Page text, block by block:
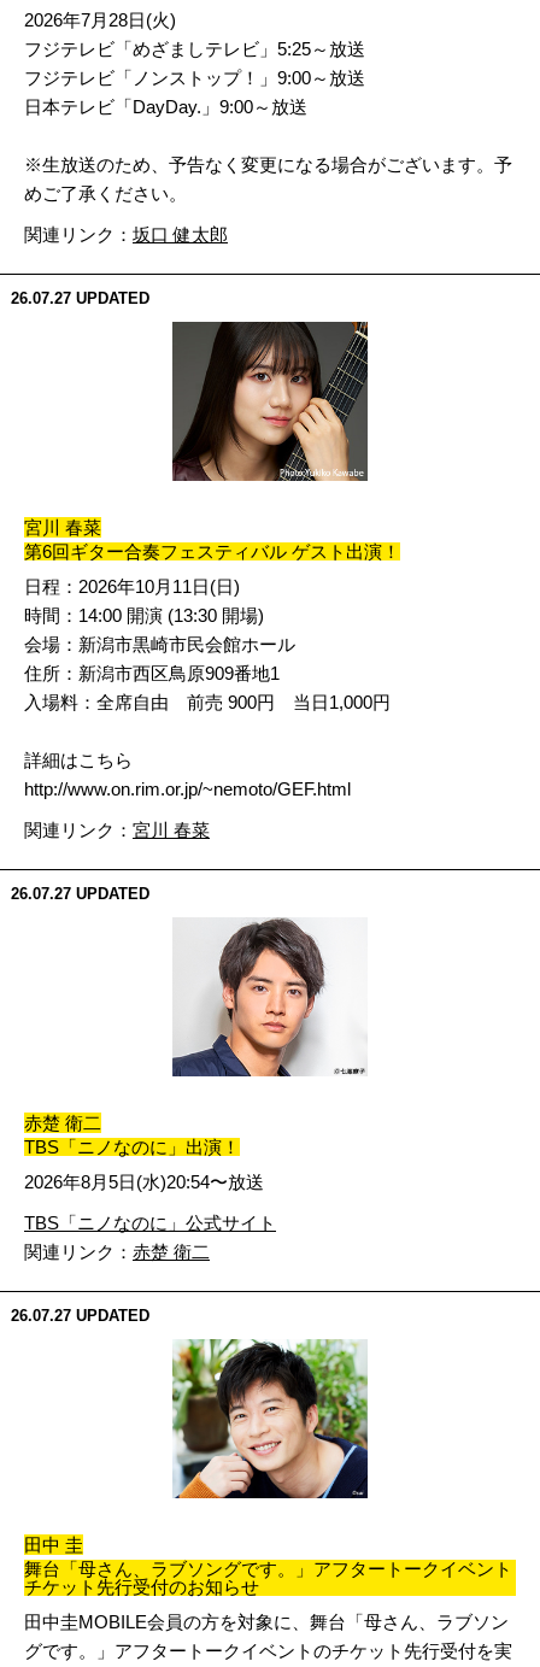
2026年7月28日(火)
フジテレビ「めざましテレビ」5:25～放送
フジテレビ「ノンストップ！」9:00～放送
日本テレビ「DayDay.」9:00～放送
※生放送のため、予告なく変更になる場合がございます。予
めご了承ください。
関連リンク： 坂口 健太郎
26.07.27 UPDATED
宮川 春菜
第6回ギター合奏フェスティバル ゲスト出演！
日程：2026年10月11日(日)
時間：14:00 開演 (13:30 開場)
会場：新潟市黒崎市民会館ホール
住所：新潟市西区鳥原909番地1
入場料：全席自由 前売 900円 当日1,000円
詳細はこちら
http://www.on.rim.or.jp/~nemoto/GEF.html
関連リンク： 宮川 春菜
26.07.27 UPDATED
赤楚 衛二
TBS「ニノなのに」出演！
2026年8月5日(水)20:54〜放送
TBS「ニノなのに」公式サイト
関連リンク： 赤楚 衛二
26.07.27 UPDATED
田中 圭
舞台「母さん、ラブソングです。」アフタートークイベント
チケット先行受付のお知らせ
田中圭MOBILE会員の方を対象に、舞台「母さん、ラブソン
グです。」アフタートークイベントのチケット先行受付を実